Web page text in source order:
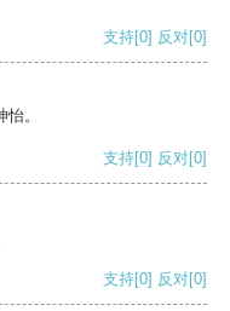
支持[0] 反对[0]
。
支持[0] 反对[0]
支持[0] 反对[0]